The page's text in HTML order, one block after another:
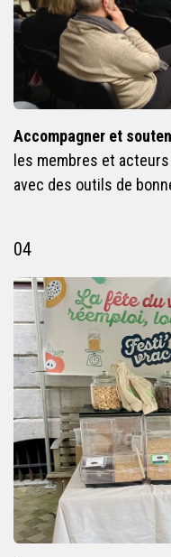
Accompagner et
les membres et
avec des outils de
04